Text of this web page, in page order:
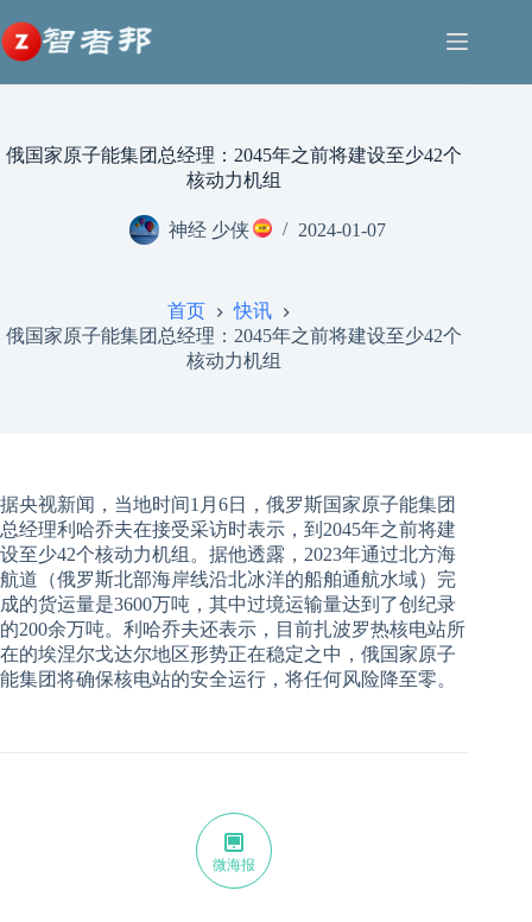
至
内
容
俄国家原子能集团总经理：2045年之前将建设至少42个
核动力机组
神经 少侠 2024-01-07
首页
快讯
俄国家原子能集团总经理：2045年之前将建设至少42个
核动力机组
据央视新闻，当地时间1月6日，俄罗斯国家原子能集团
总经理利哈乔夫在接受采访时表示，到2045年之前将建
设至少42个核动力机组。据他透露，2023年通过北方海
航道（俄罗斯北部海岸线沿北冰洋的船舶通航水域）完
成的货运量是3600万吨，其中过境运输量达到了创纪录
的200余万吨。利哈乔夫还表示，目前扎波罗热核电站所
在的埃涅尔戈达尔地区形势正在稳定之中，俄国家原子
能集团将确保核电站的安全运行，将任何风险降至零。
微海报